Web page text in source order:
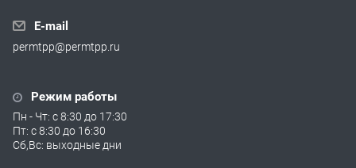
E-mail
permtpp@permtpp.ru
Режим работы
Пн - Чт: с 8:30 до 17:30
Пт: с 8:30 до 16:30
Сб,Вс: выходные дни